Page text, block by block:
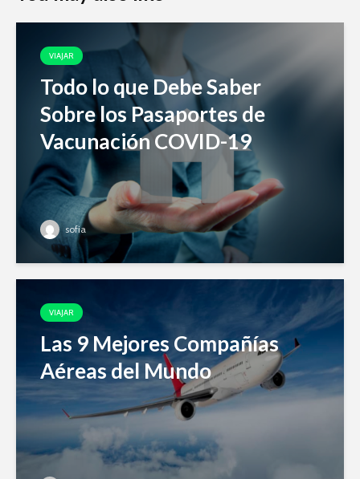
VIAJAR
Todo lo que Debe Saber
Sobre los Pasaportes de
Vacunación COVID-19
sofia
VIAJAR
Las 9 Mejores Compañías
Aéreas del Mundo